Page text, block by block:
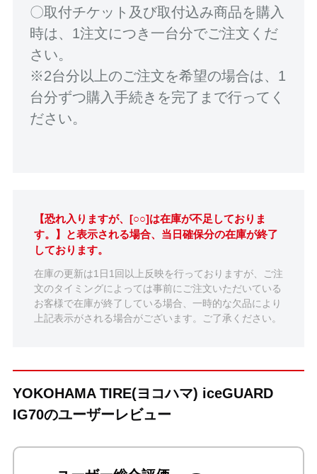
〇取付チケット及び取付込み商品を購入
時は、1注文につき一台分でご注文くだ
さい。
※2台分以上のご注文を希望の場合は、1
台分ずつ購入手続きを完了まで行ってく
ださい。
【恐れ入りますが、[○○]は在庫が不足しておりま
す。】と表示される場合、当日確保分の在庫が終了
しております。
在庫の更新は1日1回以上反映を行っておりますが、ご注
文のタイミングによっては事前にご注文いただいている
お客様で在庫が終了している場合、一時的な欠品により
上記表示がされる場合がございます。ご了承ください。
YOKOHAMA TIRE(ヨコハマ) iceGUARD
IG70のユーザーレビュー